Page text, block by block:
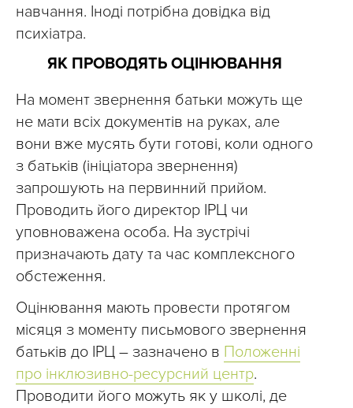
навчання. Іноді потрібна довідка від
психіатра.
ЯК ПРОВОДЯТЬ ОЦІНЮВАННЯ
На момент звернення батьки можуть ще
не мати всіх документів на руках, але
вони вже мусять бути готові, коли одного
з батьків (ініціатора звернення)
запрошують на первинний прийом.
Проводить його директор ІРЦ чи
уповноважена особа. На зустрічі
призначають дату та час комплексного
обстеження.
Оцінювання мають провести протягом
місяця з моменту письмового звернення
батьків до ІРЦ – зазначено в Положенні
про інклюзивно-ресурсний центр.
Проводити його можуть як у школі, де